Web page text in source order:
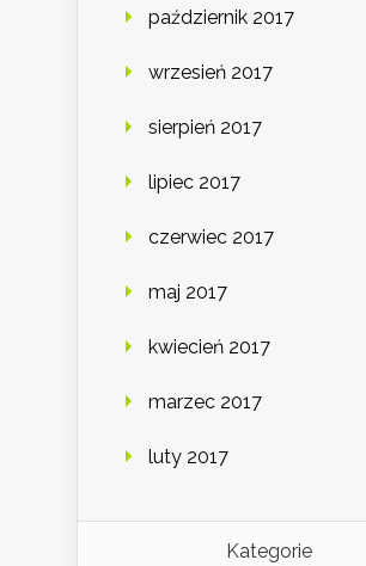
październik 2017
wrzesień 2017
sierpień 2017
lipiec 2017
czerwiec 2017
maj 2017
kwiecień 2017
marzec 2017
luty 2017
Kategorie